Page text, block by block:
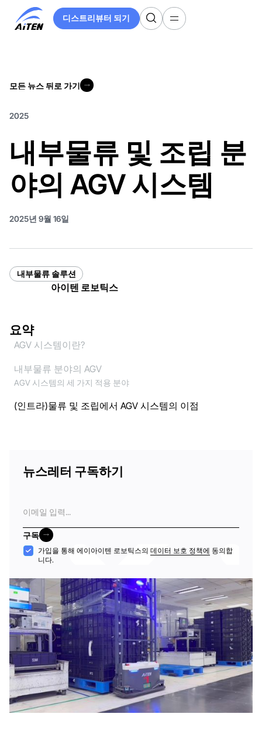
디스트리뷰터 되기
디스트리뷰터 되기
모든 뉴스 뒤로 가기
2025
내부물류 및 조립 분
야의 AGV 시스템
2025년 9월 16일
내부물류 솔루션
아이텐 로보틱스
요약
AGV 시스템이란?
내부물류 분야의 AGV
AGV 시스템의 세 가지 적용 분야
(인트라)물류 및 조립에서 AGV 시스템의 이점
뉴스레터 구독하기
메
일
구독
구독
수
가입을 통해 에이아이텐 로보틱스의 데이터 보호 정책에 동의합
니다.